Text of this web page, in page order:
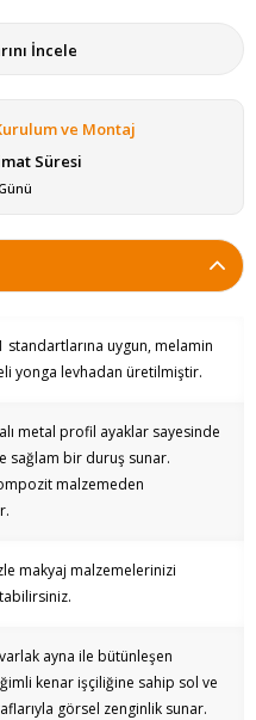
İncele
ve Montaj
Süresi
standartlarına uygun, melamin
yonga levhadan üretilmiştir.
metal profil ayaklar sayesinde
sağlam bir duruş sunar.
malzemeden
makyaj malzemelerinizi
ayna ile bütünleşen
kenar işçiliğine sahip sol ve
görsel zenginlik sunar.